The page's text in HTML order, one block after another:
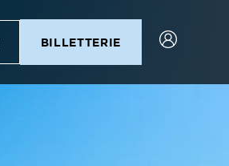
BILLETTERIE